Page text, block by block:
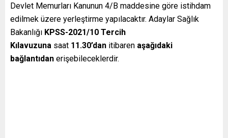
Devlet Memurları Kanunun 4/B maddesine göre istihdam
edilmek üzere yerleştirme yapılacaktır. Adaylar Sağlık
Bakanlığı KPSS-2021/10 Tercih
Kılavuzuna saat 11.30’dan itibaren aşağıdaki
bağlantıdan erişebileceklerdir.